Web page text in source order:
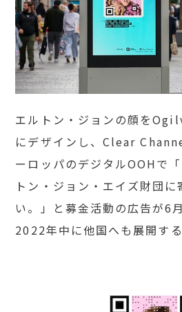
エルトン・ジョンの顔を
にデザインし、 Clear
ーロッパのデジタルOOHで
トン・ジョン・エイズ財団に
い。」と募金活動の広告が6
2022年中に他国へも 展開す